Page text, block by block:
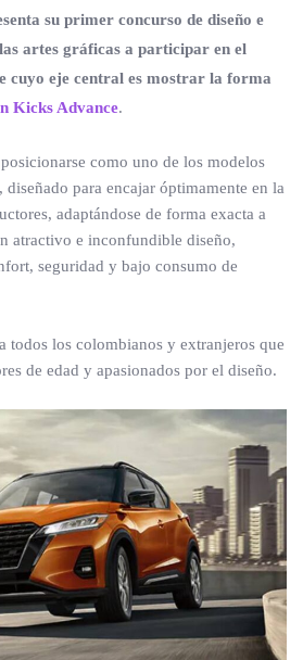
su primer concurso de diseño e
artes gráficas a participar en el
cuyo eje central es mostrar la forma
Kicks Advance.
como uno de los modelos
para encajar óptimamente en la
adaptándose de forma exacta a
atractivo e inconfundible diseño,
seguridad y bajo consumo de
todos los colombianos y extranjeros que
de edad y apasionados por el diseño.